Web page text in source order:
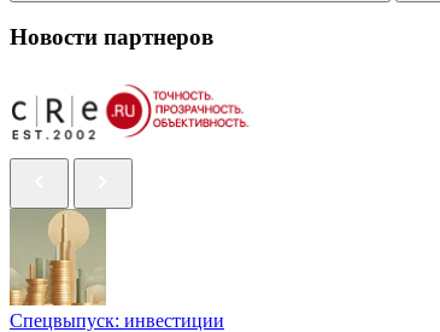
Новости партнеров
Спецвыпуск: инвестиции